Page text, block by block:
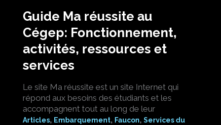
Guide Ma réussite au
Cégep: Fonctionnement,
activités, ressources et
services
Le site Ma réussite est un site Internet qui
répond aux besoins des étudiants et les
accompagnent tout au long de leur
Articles, Embarquement, Faucon, Services du